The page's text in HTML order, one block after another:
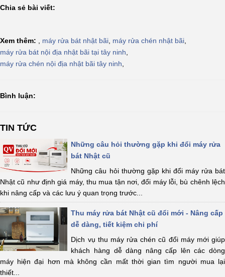
Chia sẻ bài viết:
Xem thêm: máy rửa bát nhật bãi máy rửa chén nhật bãi
máy rửa bát nội địa nhật bãi tại tây ninh
máy rửa chén nội địa nhật bãi tây ninh
Bình luận:
TIN TỨC
Những câu hỏi thường gặp khi đổi máy rửa
bát Nhật cũ
Những câu hỏi thường gặp khi đổi máy rửa bát
Nhật cũ như định giá máy, thu mua tận nơi, đổi máy lỗi, bù chênh lệch
khi nâng cấp và các lưu ý quan trọng trước...
Thu máy rửa bát Nhật cũ đổi mới - Nâng cấp
dễ dàng, tiết kiệm chi phí
Dịch vụ thu máy rửa chén cũ đổi máy mới giúp
khách hàng dễ dàng nâng cấp lên các dòng
máy hiện đại hơn mà không cần mất thời gian tìm người mua lại
thiết...